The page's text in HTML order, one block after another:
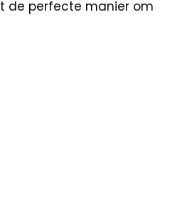
de perfecte manier om